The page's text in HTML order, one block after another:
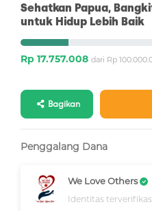
Sehatkan Papua,
untuk Hidup Lebih Baik
Rp 17.757.008 dari Rp
Bagikan
Penggalang Dana
We Love Others
Identitas